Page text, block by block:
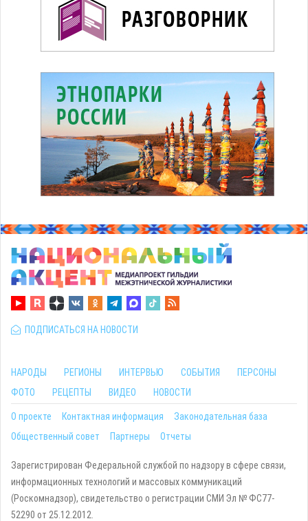
ПОДПИСАТЬСЯ НА НОВОСТИ
НАРОДЫ РЕГИОНЫ ИНТЕРВЬЮ СОБЫТИЯ
ПЕРСОНЫ
ФОТО
РЕЦЕПТЫ ВИДЕО НОВОСТИ
О проекте Контактная информация
Законодательная база
Общественный совет
Партнеры Отчеты
Зарегистрирован Федеральной службой по надзору в сфере связи,
информационных технологий и массовых коммуникаций
(Роскомнадзор), свидетельство о регистрации СМИ Эл № ФС77-
52290 от 25.12.2012.